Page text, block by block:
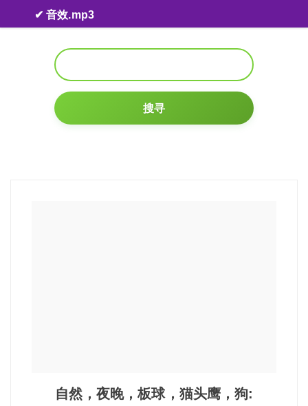
Skip to content
✔ 音效.mp3
搜寻
自然，夜晚，板球，猫头鹰，狗: